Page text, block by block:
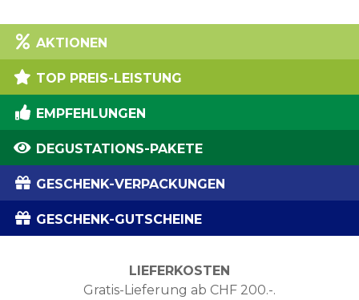
AKTIONEN
TOP PREIS-LEISTUNG
EMPFEHLUNGEN
DEGUSTATIONS-PAKETE
GESCHENK-VERPACKUNGEN
GESCHENK-GUTSCHEINE
LIEFERKOSTEN
Gratis-Lieferung ab CHF 200.-.